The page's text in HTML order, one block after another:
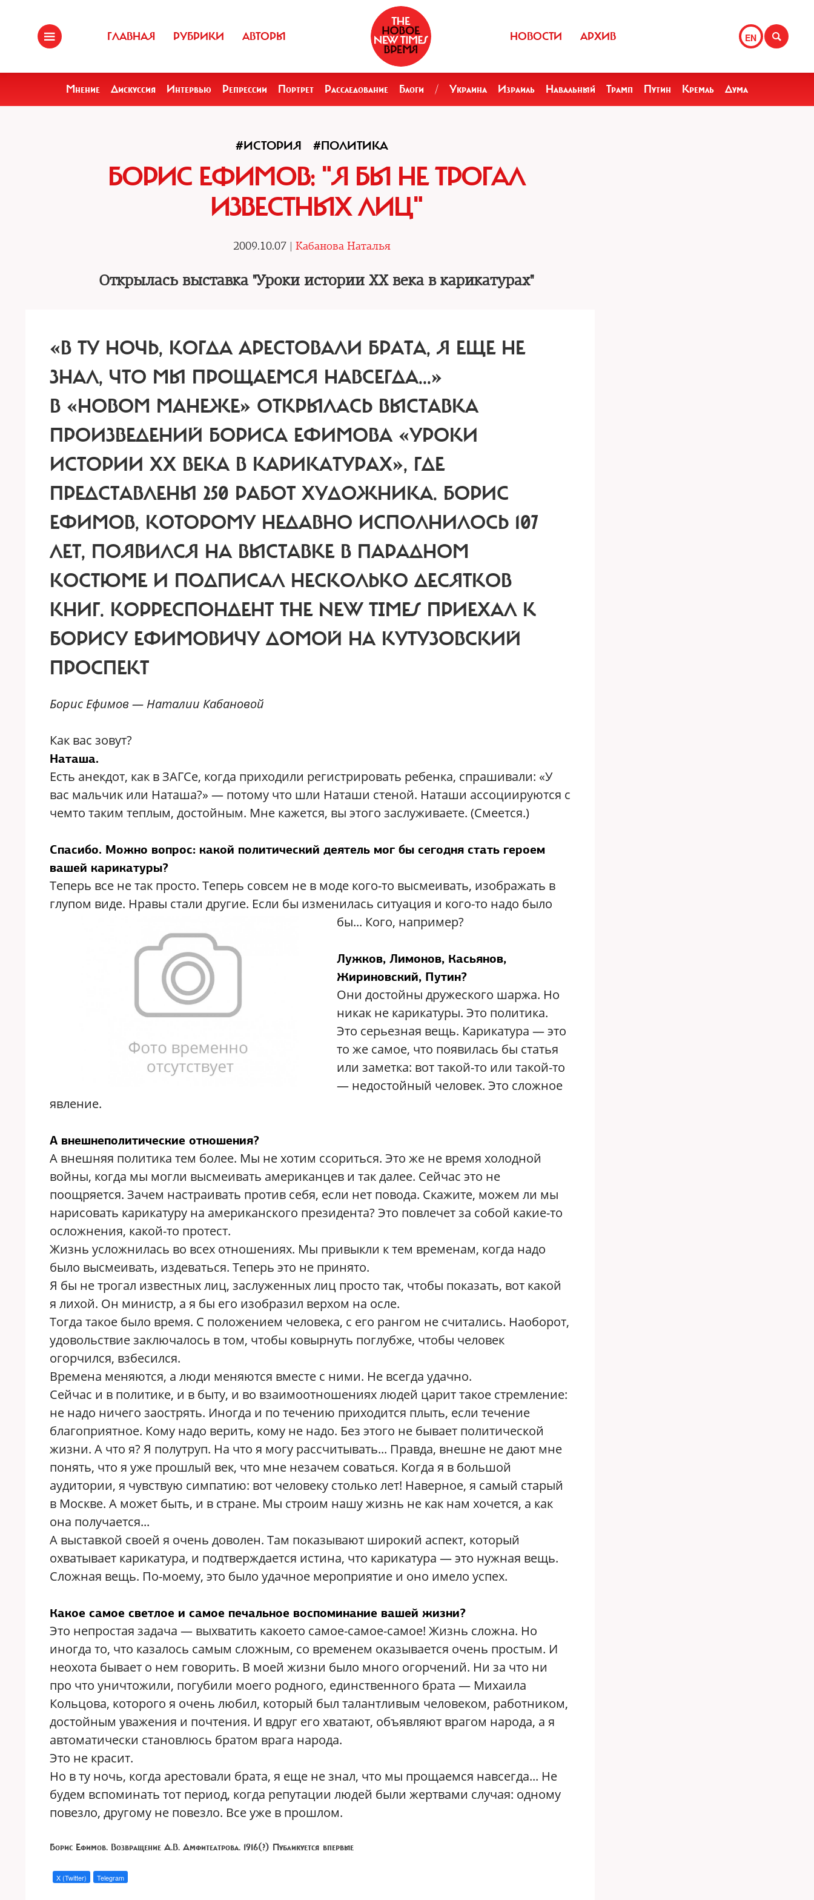
ГЛАВНАЯ РУБРИКИ АВТОРЫ EN
НОВОСТИ АРХИВ
Мнение Дискуссия Интервью Репрессии Портрет Расследование Блоги / Украина Израиль Навальный Трамп Путин Кремль Дума
#ИСТОРИЯ #ПОЛИТИКА
БОРИС ЕФИМОВ: "Я БЫ НЕ ТРОГАЛ
ИЗВЕСТНЫХ ЛИЦ"
2009.10.07 | Кабанова Наталья
Открылась выставка "Уроки истории ХХ века в карикатурах"
«В ТУ НОЧЬ, КОГДА АРЕСТОВАЛИ БРАТА, Я ЕЩЕ НЕ
ЗНАЛ, ЧТО МЫ ПРОЩАЕМСЯ НАВСЕГДА...»
В «НОВОМ МАНЕЖЕ» ОТКРЫЛАСЬ ВЫСТАВКА
ПРОИЗВЕДЕНИЙ БОРИСА ЕФИМОВА «УРОКИ
ИСТОРИИ XX ВЕКА В КАРИКАТУРАХ», ГДЕ
ПРЕДСТАВЛЕНЫ 250 РАБОТ ХУДОЖНИКА. БОРИС
ЕФИМОВ, КОТОРОМУ НЕДАВНО ИСПОЛНИЛОСЬ 107
ЛЕТ, ПОЯВИЛСЯ НА ВЫСТАВКЕ В ПАРАДНОМ
КОСТЮМЕ И ПОДПИСАЛ НЕСКОЛЬКО ДЕСЯТКОВ
КНИГ. КОРРЕСПОНДЕНТ THE NEW TIMES ПРИЕХАЛ К
БОРИСУ ЕФИМОВИЧУ ДОМОЙ НА КУТУЗОВСКИЙ
ПРОСПЕКТ
Борис Ефимов — Наталии Кабановой
Как вас зовут?
Наташа.
Есть анекдот, как в ЗАГСе, когда приходили регистрировать ребенка, спрашивали: «У
вас мальчик или Наташа?» — потому что шли Наташи стеной. Наташи ассоциируются с
чемто таким теплым, достойным. Мне кажется, вы этого заслуживаете. (Смеется.)
Спасибо. Можно вопрос: какой политический деятель мог бы сегодня стать героем
вашей карикатуры?
Теперь все не так просто. Теперь совсем не в моде кого-то высмеивать, изображать в
глупом виде. Нравы стали другие. Если бы изменилась ситуация и кого-то надо было
бы... Кого, например?
Лужков, Лимонов, Касьянов,
Жириновский, Путин?
Они достойны дружеского шаржа. Но
никак не карикатуры. Это политика.
Это серьезная вещь. Карикатура — это
то же самое, что появилась бы статья
или заметка: вот такой-то или такой-то
— недостойный человек. Это сложное
явление.
А внешнеполитические отношения?
А внешняя политика тем более. Мы не хотим ссориться. Это же не время холодной
войны, когда мы могли высмеивать американцев и так далее. Сейчас это не
поощряется. Зачем настраивать против себя, если нет повода. Скажите, можем ли мы
нарисовать карикатуру на американского президента? Это повлечет за собой какие-то
осложнения, какой-то протест.
Жизнь усложнилась во всех отношениях. Мы привыкли к тем временам, когда надо
было высмеивать, издеваться. Теперь это не принято.
Я бы не трогал известных лиц, заслуженных лиц просто так, чтобы показать, вот какой
я лихой. Он министр, а я бы его изобразил верхом на осле.
Тогда такое было время. С положением человека, с его рангом не считались. Наоборот,
удовольствие заключалось в том, чтобы ковырнуть поглубже, чтобы человек
огорчился, взбесился.
Времена меняются, а люди меняются вместе с ними. Не всегда удачно.
Сейчас и в политике, и в быту, и во взаимоотношениях людей царит такое стремление:
не надо ничего заострять. Иногда и по течению приходится плыть, если течение
благоприятное. Кому надо верить, кому не надо. Без этого не бывает политической
жизни. А что я? Я полутруп. На что я могу рассчитывать... Правда, внешне не дают мне
понять, что я уже прошлый век, что мне незачем соваться. Когда я в большой
аудитории, я чувствую симпатию: вот человеку столько лет! Наверное, я самый старый
в Москве. А может быть, и в стране. Мы строим нашу жизнь не как нам хочется, а как
она получается...
А выставкой своей я очень доволен. Там показывают широкий аспект, который
охватывает карикатура, и подтверждается истина, что карикатура — это нужная вещь.
Сложная вещь. По-моему, это было удачное мероприятие и оно имело успех.
Какое самое светлое и самое печальное воспоминание вашей жизни?
Это непростая задача — выхватить какоето самое-самое-самое! Жизнь сложна. Но
иногда то, что казалось самым сложным, со временем оказывается очень простым. И
неохота бывает о нем говорить. В моей жизни было много огорчений. Ни за что ни
про что уничтожили, погубили моего родного, единственного брата — Михаила
Кольцова, которого я очень любил, который был талантливым человеком, работником,
достойным уважения и почтения. И вдруг его хватают, объявляют врагом народа, а я
автоматически становлюсь братом врага народа.
Это не красит.
Но в ту ночь, когда арестовали брата, я еще не знал, что мы прощаемся навсегда... Не
будем вспоминать тот период, когда репутации людей были жертвами случая: одному
повезло, другому не повезло. Все уже в прошлом.
Борис Ефимов. Возвращение А.В. Амфитеатрова. 1916(?) Публикуется впервые
X (Twitter) Telegram